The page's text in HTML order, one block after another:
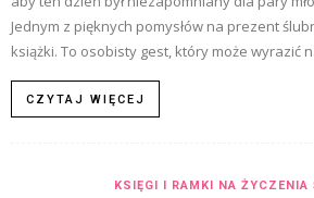
Jednym z pięknych pomysłów na prezent
książki. To osobisty gest, który może wyrazić
CZYTAJ WIĘCEJ
KSIĘGI I RAMKI NA ŻYCZENIA